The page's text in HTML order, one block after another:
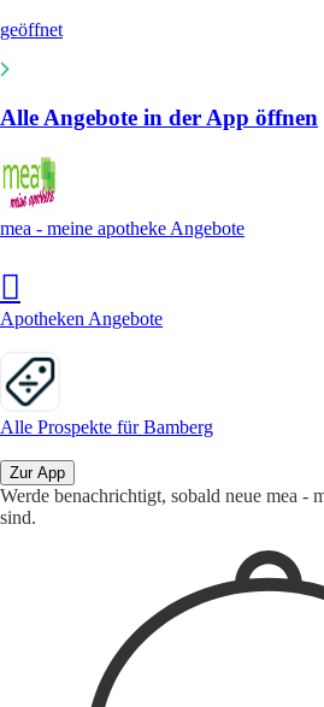
geöffnet
Alle Angebote in der App öffnen
mea - meine apotheke Angebote
Apotheken Angebote
Alle Prospekte für Bamberg
Zur App
Werde benachrichtigt, sobald neue mea -
sind.